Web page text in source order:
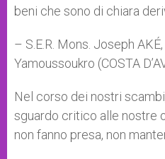
beni che sono di chiara
– S.E.R. Mons. Joseph
Yamoussoukro (COSTA
Nel corso dei nostri
sguardo critico alle nostre
non fanno presa, non